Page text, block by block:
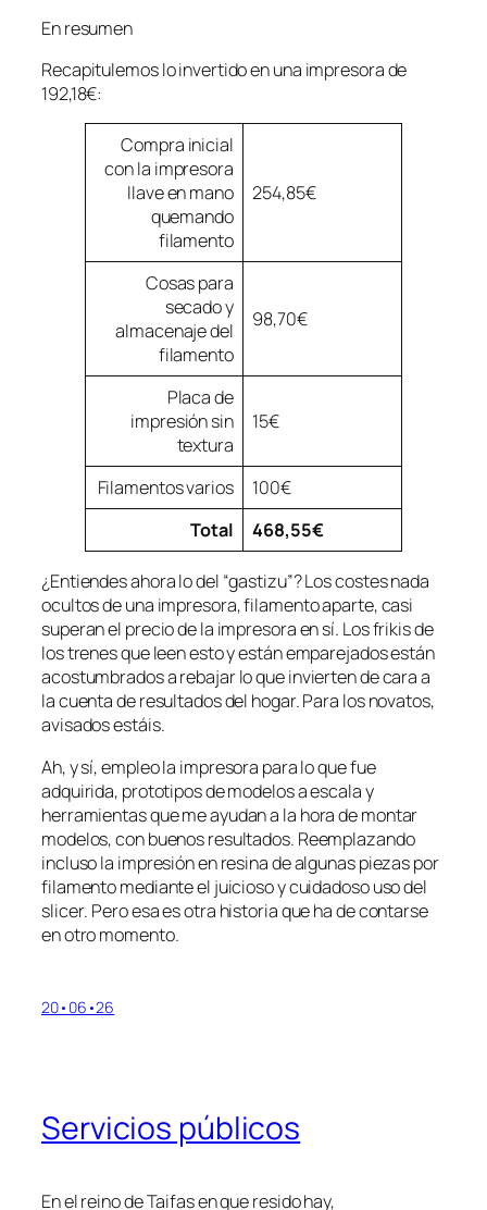
En resumen
Recapitulemos lo invertido en una impresora de
192,18€:
Compra inicial
con la impresora
llave en mano
quemando
filamento
254,85€
Cosas para
secado y
almacenaje del
filamento
98,70€
Placa de
impresión sin
textura
15€
Filamentos varios
100€
Total
468,55€
¿Entiendes ahora lo del “gastizu”? Los costes nada
ocultos de una impresora, filamento aparte, casi
superan el precio de la impresora en sí. Losfrikisde
los trenes que leen esto y están emparejados están
acostumbrados a rebajar lo que invierten de cara a
la cuenta de resultados del hogar. Para los novatos,
avisados estáis.
Ah, y sí, empleo la impresora para lo que fue
adquirida, prototipos de modelos a escala y
herramientas que me ayudan a la hora de montar
modelos, con buenos resultados. Reemplazando
incluso la impresión en resina de algunas piezas por
filamento mediante el juicioso y cuidadoso uso del
slicer. Pero esa es otra historia que ha de contarse
en otro momento.
20•06•26
Servicios públicos
En el reino de Taifas en que resido hay,